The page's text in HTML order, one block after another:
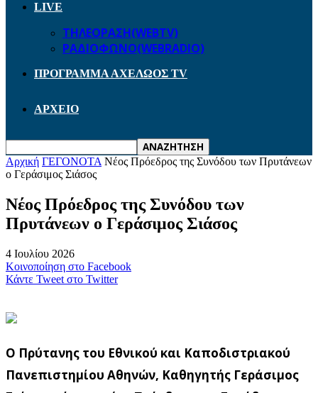
LIVE
ΤΗΛΕΟΡΑΣΗ(WEBTV)
ΡΑΔΙΟΦΩΝΟ(WEBRADIO)
ΠΡΟΓΡΑΜΜΑ ΑΧΕΛΩΟΣ TV
ΑΡΧΕΙΟ
Αρχική ΓΕΓΟΝΟΤΑ Nέος Πρόεδρος της Συνόδου των Πρυτάνεων
o Γεράσιμος Σιάσος
Nέος Πρόεδρος της Συνόδου των
Πρυτάνεων o Γεράσιμος Σιάσος
4 Ιουλίου 2026
Κοινοποίηση στο Facebook
Κάντε Tweet στο Twitter
Ο Πρύτανης του Εθνικού και Καποδιστριακού
Πανεπιστημίου Αθηνών, Καθηγητής Γεράσιμος